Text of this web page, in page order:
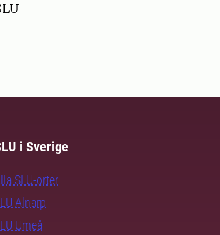
i Sverige
SLU-orter
Alnarp
Umeå